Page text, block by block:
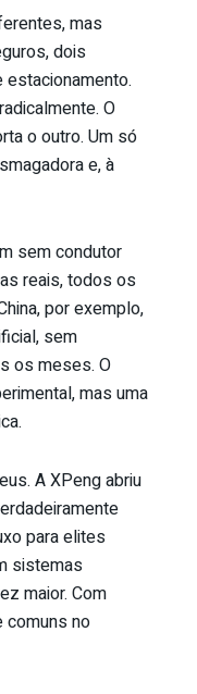
mas
dois
O
o outro. Um só
e, à
sem condutor
reais, todos os
por exemplo,
sem
os meses. O
mas uma
A XPeng abriu
para elites
sistemas
maior. Com
comuns no